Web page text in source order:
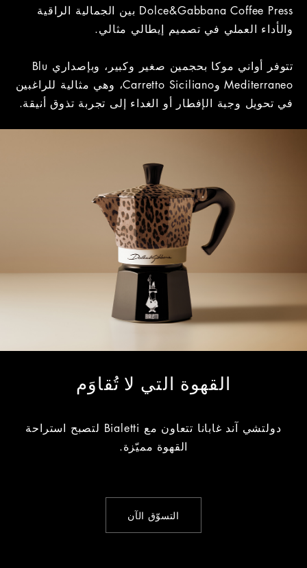
Dolce&Gabbana Coffee Press بين الجمالية الراقية
والأداء العملي في تصميم إيطالي مثالي.
تتوفر أواني موكا بحجمين صغير وكبير، وبإصداري Blu
Mediterraneo وCarretto Siciliano، وهي مثالية للراغبين
في تحويل وجبة الإفطار أو الغداء إلى تجربة تذوق أنيقة.
القهوة التي لا تُقاوَم
دولتشي آند غابانا تتعاون مع Bialetti لتصبح استراحة
القهوة مميّزة.
التسوّق الآن